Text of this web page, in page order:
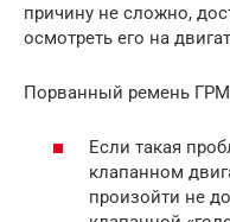
причину не сложно,
осмотреть его на
Порванный ремень ГРМ
Если такая
клапанном
произойти не